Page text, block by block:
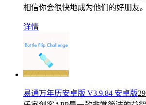
相信你会很快地成为他们的好朋友。
详情
易通万年历安卓版 V3.9.84 安卓版